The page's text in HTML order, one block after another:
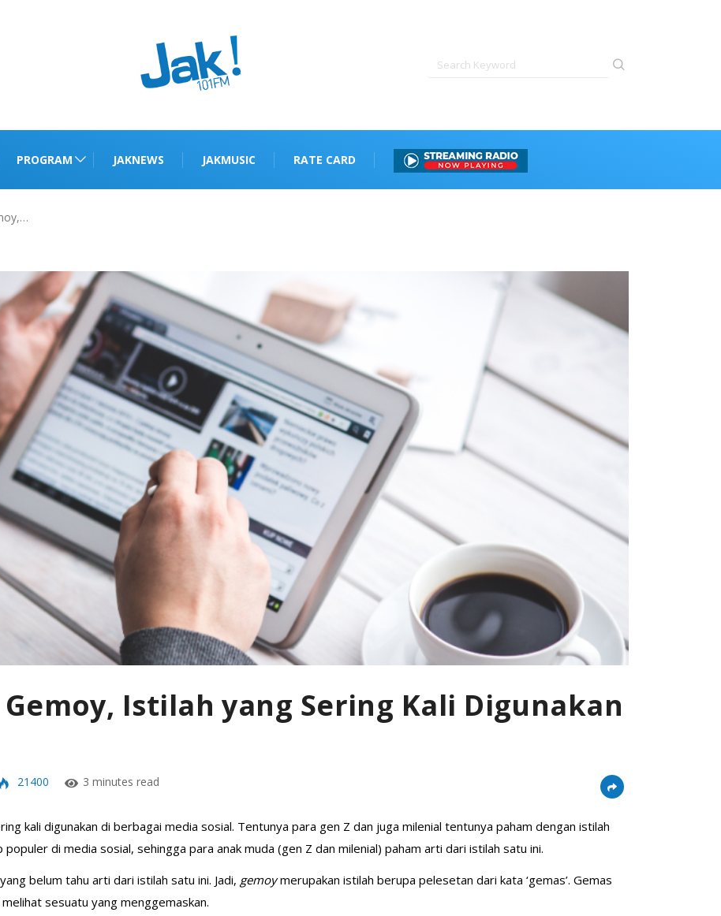
PROGRAM JAKNEWS JAKMUSIC RATE CARD
Istilah yang Sering Kali Digunakan
21400 3 minutes read
kali digunakan di berbagai media sosial. Tentunya para gen Z dan juga milenial tentunya paham dengan istilah
di media sosial, sehingga para anak muda (gen Z dan milenial) paham arti dari istilah satu ini.
belum tahu arti dari istilah satu ini. Jadi, gemoymerupakan istilah berupa pelesetan dari kata ‘gemas’. Gemas
sesuatu yang menggemaskan.